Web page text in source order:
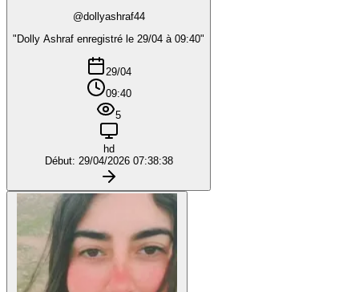
@dollyashraf44
"Dolly Ashraf enregistré le 29/04 à 09:40"
29/04
09:40
5
hd
Début: 29/04/2026 07:38:38